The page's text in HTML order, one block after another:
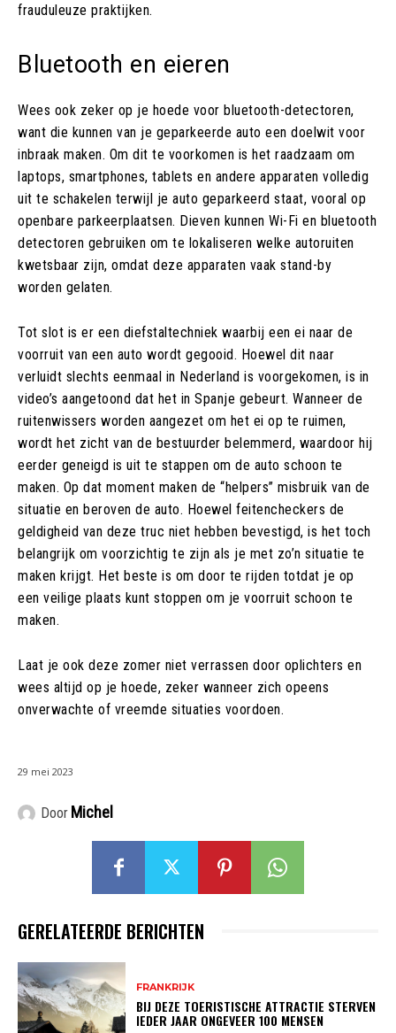
frauduleuze praktijken.
Bluetooth en eieren
Wees ook zeker op je hoede voor bluetooth-detectoren,
want die kunnen van je geparkeerde auto een doelwit voor
inbraak maken. Om dit te voorkomen is het raadzaam om
laptops, smartphones, tablets en andere apparaten volledig
uit te schakelen terwijl je auto geparkeerd staat, vooral op
openbare parkeerplaatsen. Dieven kunnen Wi-Fi en bluetooth
detectoren gebruiken om te lokaliseren welke autoruiten
kwetsbaar zijn, omdat deze apparaten vaak stand-by
worden gelaten.
Tot slot is er een diefstaltechniek waarbij een ei naar de
voorruit van een auto wordt gegooid. Hoewel dit naar
verluidt slechts eenmaal in Nederland is voorgekomen, is in
video’s aangetoond dat het in Spanje gebeurt. Wanneer de
ruitenwissers worden aangezet om het ei op te ruimen,
wordt het zicht van de bestuurder belemmerd, waardoor hij
eerder geneigd is uit te stappen om de auto schoon te
maken. Op dat moment maken de “helpers” misbruik van de
situatie en beroven de auto. Hoewel feitencheckers de
geldigheid van deze truc niet hebben bevestigd, is het toch
belangrijk om voorzichtig te zijn als je met zo’n situatie te
maken krijgt. Het beste is om door te rijden totdat je op
een veilige plaats kunt stoppen om je voorruit schoon te
maken.
Laat je ook deze zomer niet verrassen door oplichters en
wees altijd op je hoede, zeker wanneer zich opeens
onverwachte of vreemde situaties voordoen.
29 mei 2023
Door Michel
GERELATEERDE BERICHTEN
FRANKRIJK
BIJ DEZE TOERISTISCHE ATTRACTIE STERVEN
IEDER JAAR ONGEVEER 100 MENSEN